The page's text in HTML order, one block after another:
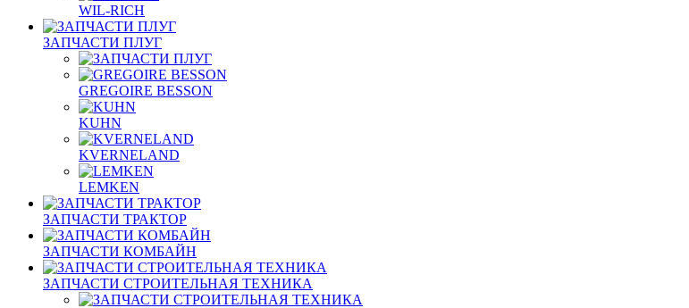
WIL-RICH
ЗАПЧАСТИ ПЛУГ
GREGOIRE BESSON
KUHN
KVERNELAND
LEMKEN
ЗАПЧАСТИ ТРАКТОР
ЗАПЧАСТИ КОМБАЙН
ЗАПЧАСТИ СТРОИТЕЛЬНАЯ ТЕХНИКА